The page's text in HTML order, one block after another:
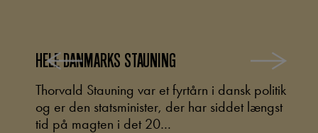
HELE DANMARKS STAUNING
Thorvald Stauning var et fyrtårn i dansk politik
og er den statsminister, der har siddet længst
tid på magten i det 20…